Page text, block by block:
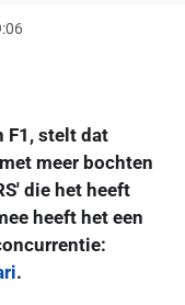
F1, stelt dat
meer bochten
die het heeft
heeft het een
.